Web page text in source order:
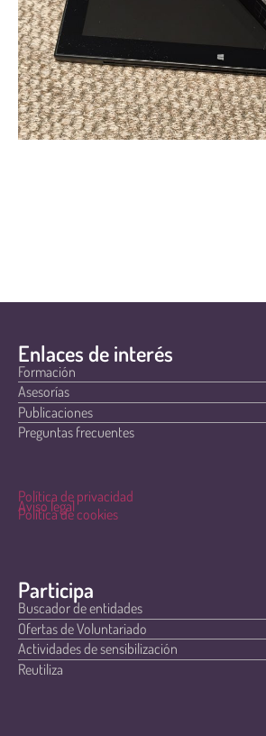
Enlaces de interés
Formación
Asesorías
Publicaciones
Preguntas frecuentes
Política de privacidad
Aviso legal
Política de cookies
Participa
Buscador de entidades
Ofertas de Voluntariado
Actividades de sensibilización
Reutiliza